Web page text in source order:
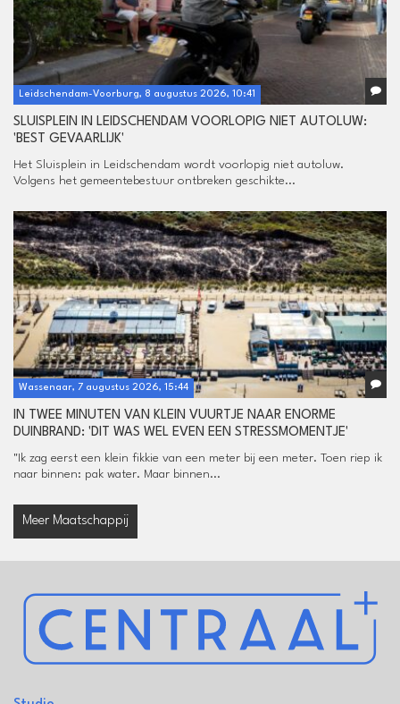
Leidschendam-Voorburg, 8 augustus 2026, 10:41
SLUISPLEIN IN LEIDSCHENDAM VOORLOPIG NIET AUTOLUW:
'BEST GEVAARLIJK'
Het Sluisplein in Leidschendam wordt voorlopig niet autoluw.
Volgens het gemeentebestuur ontbreken geschikte...
Wassenaar, 7 augustus 2026, 15:44
IN TWEE MINUTEN VAN KLEIN VUURTJE NAAR ENORME
DUINBRAND: 'DIT WAS WEL EVEN EEN STRESSMOMENTJE'
"Ik zag eerst een klein fikkie van een meter bij een meter. Toen riep ik
naar binnen: pak water. Maar binnen...
Meer Maatschappij